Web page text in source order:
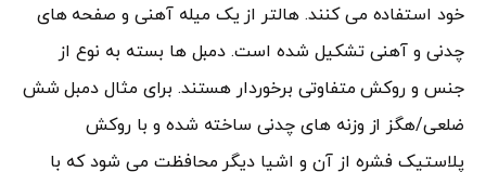
خود استفاده می کنند. هالتر از یک میله آهنی و صفحه های
چدنی و آهنی تشکیل شده است. دمبل ها بسته به نوع از
جنس و روکش متفاوتی برخوردار هستند. برای مثال دمبل شش
ضلعی/هگز از وزنه های چدنی ساخته شده و با روکش
پلاستیک فشره از آن و اشیا دیگر محافظت می شود که با